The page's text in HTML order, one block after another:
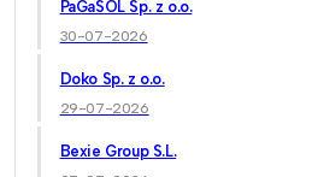
PaGaSOL Sp. z o.o.
30-07-2026
Doko Sp. z o.o.
29-07-2026
Bexie Group S.L.